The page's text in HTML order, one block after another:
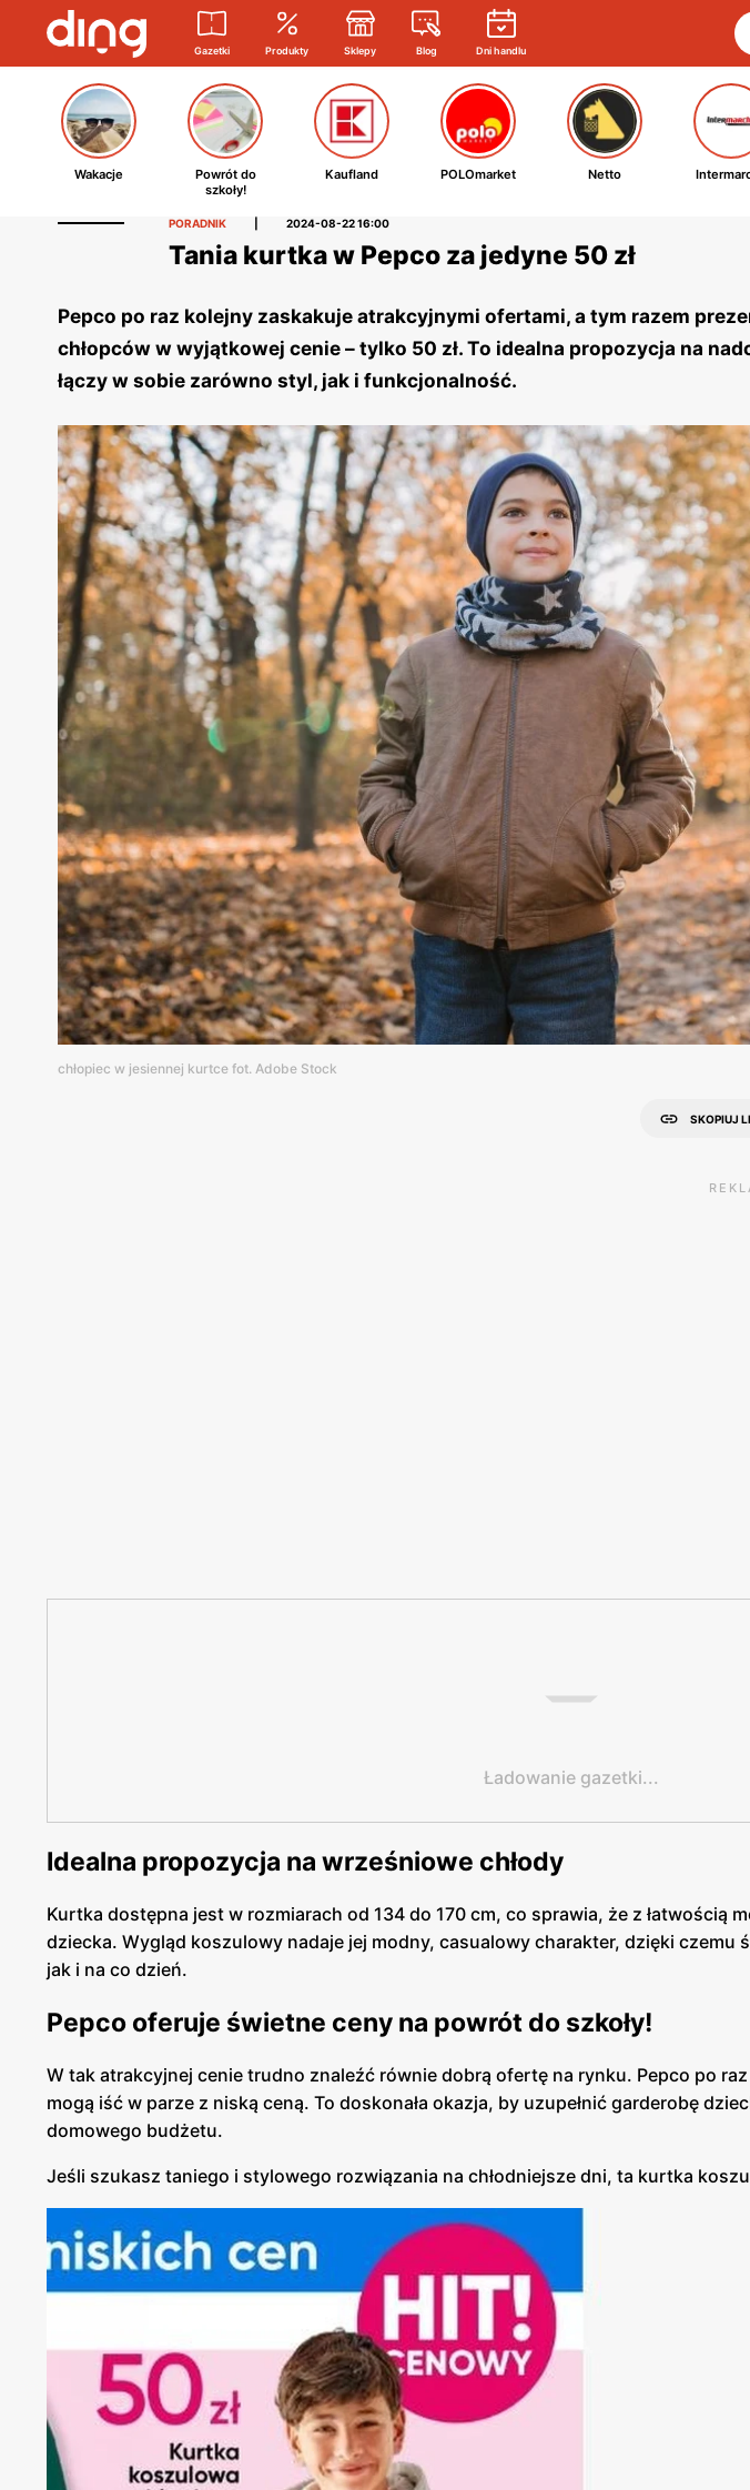
Gazetki Produkty Sklepy Blog Dni handlu
Wakacje
Powrót do
szkoły!
Kaufland POLOmarket Netto
PORADNIK 2024-08-22 16:00
Tania kurtka w Pepco za jedyne 50 zł
Pepco po raz kolejny zaskakuje atrakcyjnymi ofertami, a tym razem
chłopców w wyjątkowej cenie – tylko 50 zł. To idealna propozycja na
łączy w sobie zarówno styl, jak i funkcjonalność.
chłopiec w jesiennej kurtce fot. Adobe Stock
SKOPIUJ
Ładowanie gazetki...
Idealna propozycja na wrześniowe chłody
Kurtka dostępna jest w rozmiarach od 134 do 170 cm, co sprawia, że z łatwością
dziecka. Wygląd koszulowy nadaje jej modny, casualowy charakter, dzięki czemu
jak i na co dzień.
Pepco oferuje świetne ceny na powrót do szkoły!
W tak atrakcyjnej cenie trudno znaleźć równie dobrą ofertę na rynku. Pepco po
mogą iść w parze z niską ceną. To doskonała okazja, by uzupełnić garderobę
domowego budżetu.
Jeśli szukasz taniego i stylowego rozwiązania na chłodniejsze dni, ta kurtka